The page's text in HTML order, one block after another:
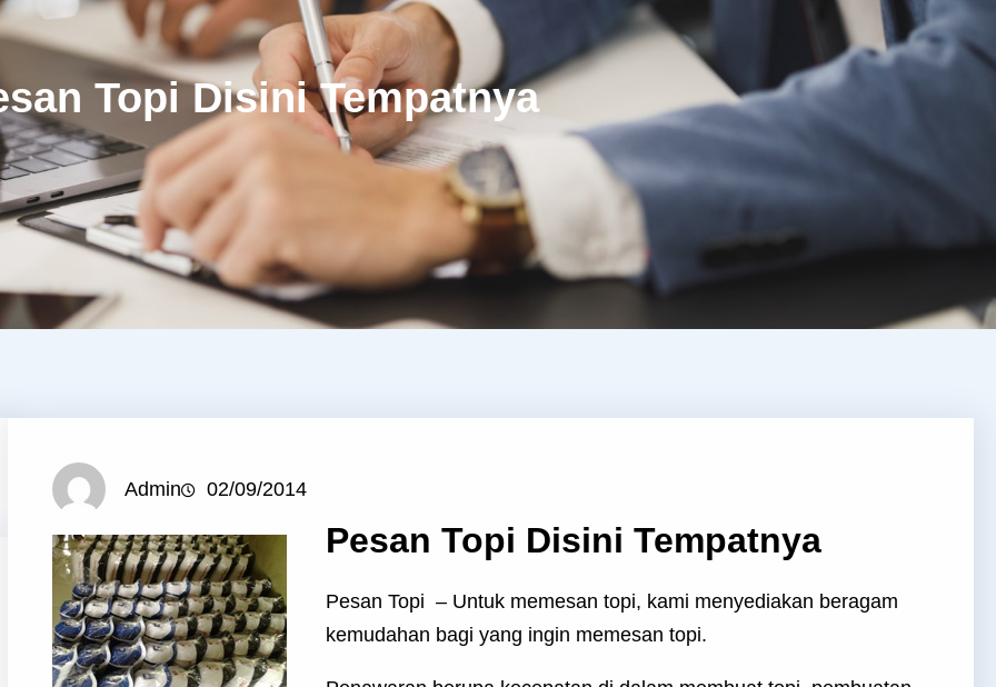
Topi Disini Tempatnya
Admin 02/09/2014
Pesan Topi Disini Tempatnya
Pesan Topi – Untuk memesan topi, kami menyediakan beragam
kemudahan bagi yang ingin memesan topi.